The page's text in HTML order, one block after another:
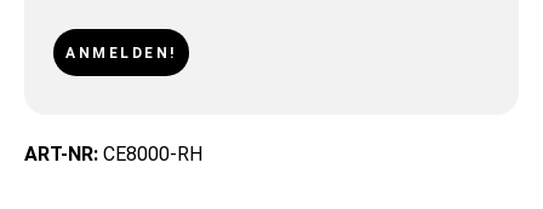
ANMELDEN!
ART-NR: CE8000-RH